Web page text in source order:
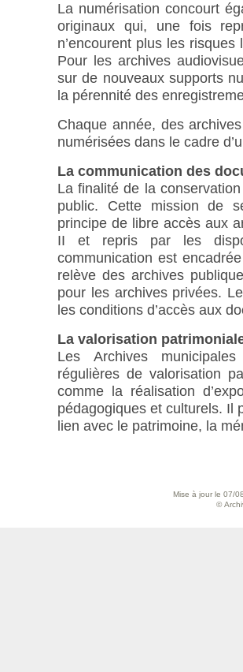
La numérisation concourt
originaux qui, une fois
n’encourent plus les
Pour les archives
sur de nouveaux supports
la pérennité des
Chaque année, des
numérisées dans le cadre
La communication des
La finalité de la
public. Cette mission de
principe de libre accès aux
II et repris par les
communication est
relève des archives
pour les archives privées.
les conditions d’accès aux
La valorisation
Les Archives
régulières de valorisation
comme la réalisation
pédagogiques et culturels. Il
lien avec le patrimoine, la
Mise à jour le 07/
©